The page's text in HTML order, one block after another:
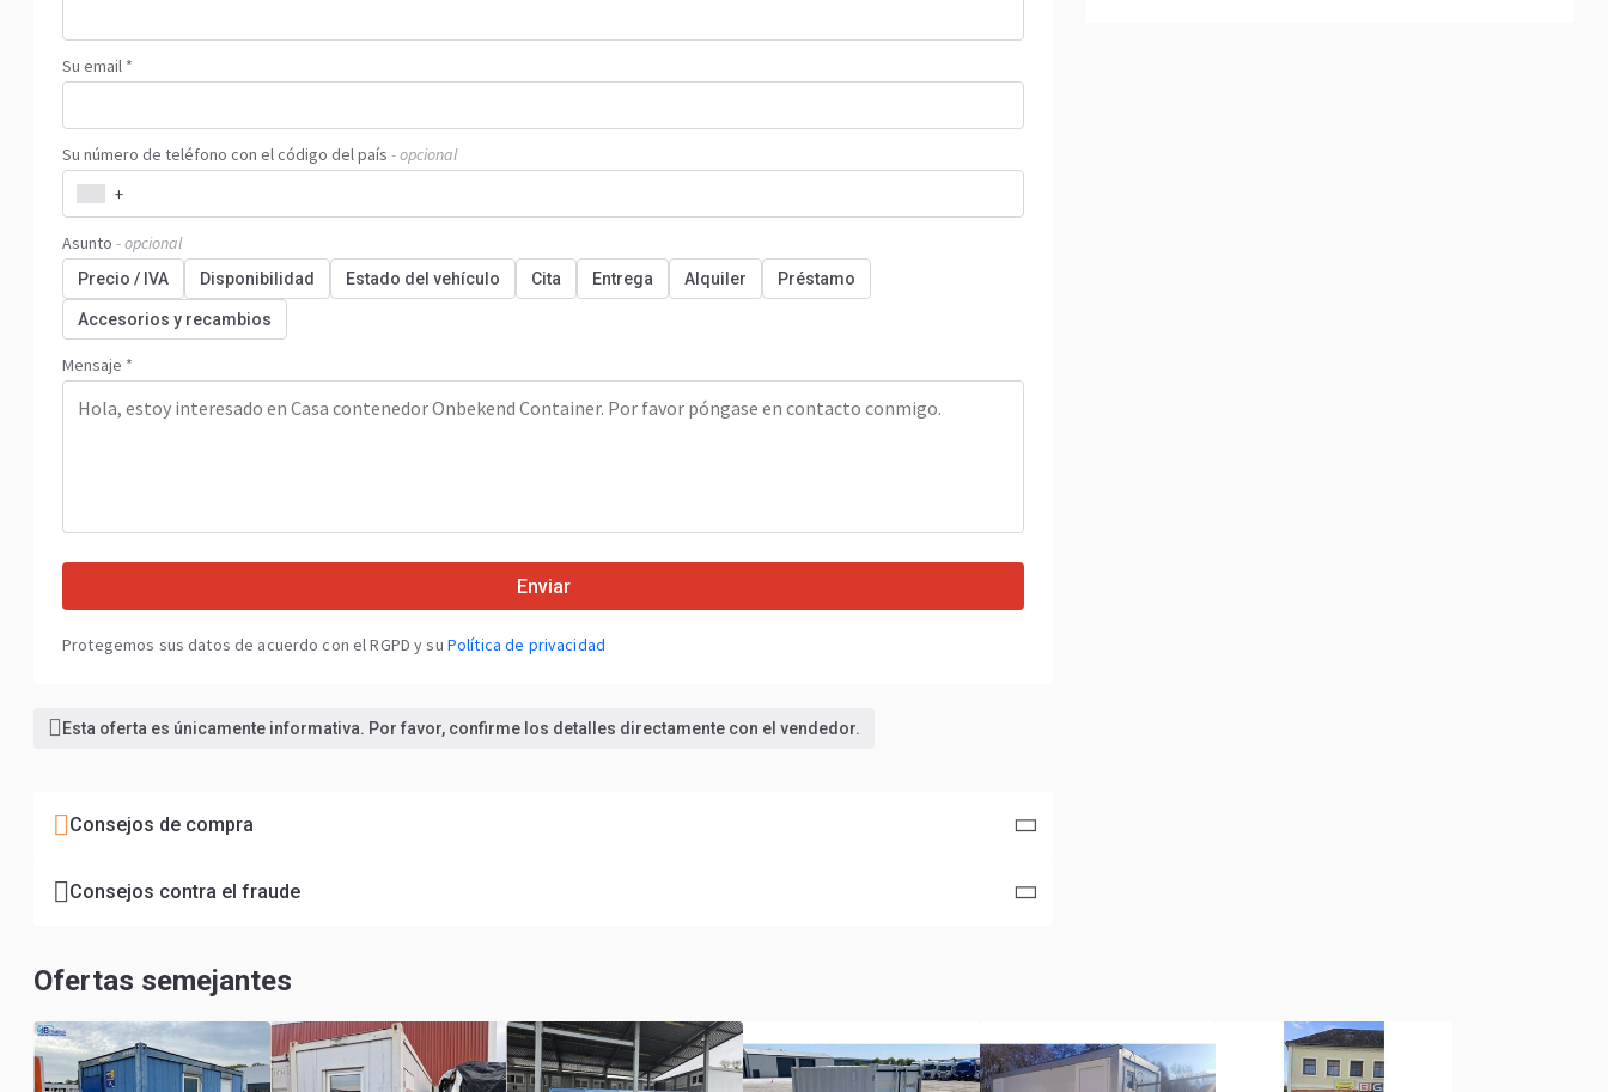
Su email *
Su número de teléfono con el código del país - opcional
+
Asunto - opcional
Precio / IVA Disponibilidad Estado del vehículo Cita Entrega Alquiler Préstamo
Accesorios y recambios
Mensaje *
Enviar
Protegemos sus datos de acuerdo con el RGPD y su Política de privacidad
Esta oferta es únicamente informativa. Por favor, confirme los detalles directamente con el vendedor.
Consejos de compra
Consejos contra el fraude
Ofertas semejantes